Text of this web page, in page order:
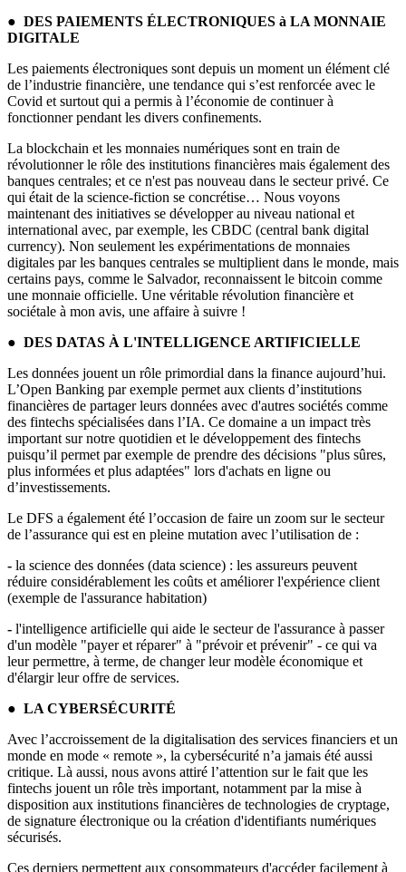
● DES PAIEMENTS ÉLECTRONIQUES à LA MONNAIE
DIGITALE
Les paiements électroniques sont depuis un moment un élément clé
de l’industrie financière, une tendance qui s’est renforcée avec le
Covid et surtout qui a permis à l’économie de continuer à
fonctionner pendant les divers confinements.
La blockchain et les monnaies numériques sont en train de
révolutionner le rôle des institutions financières mais également des
banques centrales; et ce n'est pas nouveau dans le secteur privé. Ce
qui était de la science-fiction se concrétise… Nous voyons
maintenant des initiatives se développer au niveau national et
international avec, par exemple, les CBDC (central bank digital
currency). Non seulement les expérimentations de monnaies
digitales par les banques centrales se multiplient dans le monde, mais
certains pays, comme le Salvador, reconnaissent le bitcoin comme
une monnaie officielle. Une véritable révolution financière et
sociétale à mon avis, une affaire à suivre !
● DES DATAS À L'INTELLIGENCE ARTIFICIELLE
Les données jouent un rôle primordial dans la finance aujourd’hui.
L’Open Banking par exemple permet aux clients d’institutions
financières de partager leurs données avec d'autres sociétés comme
des fintechs spécialisées dans l’IA. Ce domaine a un impact très
important sur notre quotidien et le développement des fintechs
puisqu’il permet par exemple de prendre des décisions "plus sûres,
plus informées et plus adaptées" lors d'achats en ligne ou
d’investissements.
Le DFS a également été l’occasion de faire un zoom sur le secteur
de l’assurance qui est en pleine mutation avec l’utilisation de :
- la science des données (data science) : les assureurs peuvent
réduire considérablement les coûts et améliorer l'expérience client
(exemple de l'assurance habitation)
- l'intelligence artificielle qui aide le secteur de l'assurance à passer
d'un modèle "payer et réparer" à "prévoir et prévenir" - ce qui va
leur permettre, à terme, de changer leur modèle économique et
d'élargir leur offre de services.
● LA CYBERSÉCURITÉ
Avec l’accroissement de la digitalisation des services financiers et un
monde en mode « remote », la cybersécurité n’a jamais été aussi
critique. Là aussi, nous avons attiré l’attention sur le fait que les
fintechs jouent un rôle très important, notamment par la mise à
disposition aux institutions financières de technologies de cryptage,
de signature électronique ou la création d'identifiants numériques
sécurisés.
Ces derniers permettent aux consommateurs d'accéder facilement à